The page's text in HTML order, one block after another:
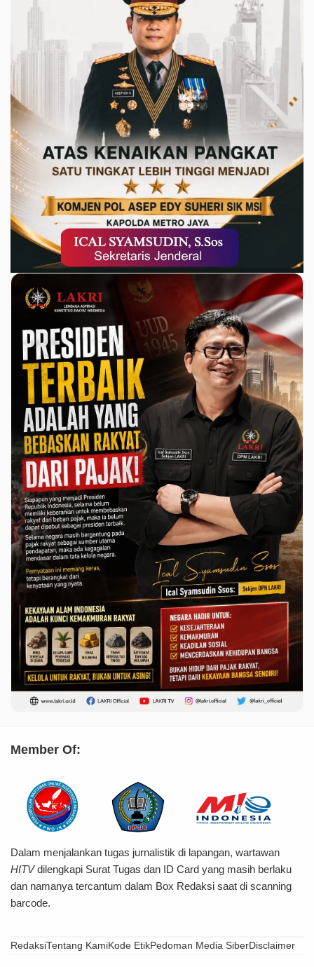
Member Of:
Dalam menjalankan tugas jurnalistik di lapangan, wartawan
HITVdilengkapi Surat Tugas dan ID Card yang masih berlaku
dan namanya tercantum dalam Box Redaksi saat di scanning
barcode.
RedaksiTentang KamiKode EtikPedoman Media SiberDisclaimer